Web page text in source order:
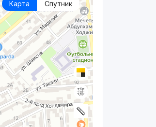
Карта Спутник